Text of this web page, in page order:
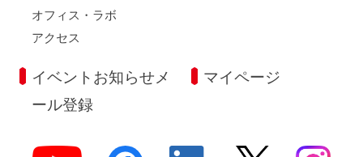
オフィス・ラボ
アクセス
イベントお知らせメ
ール登録
マイページ